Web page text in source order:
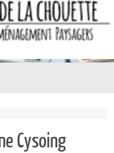
Cysoing